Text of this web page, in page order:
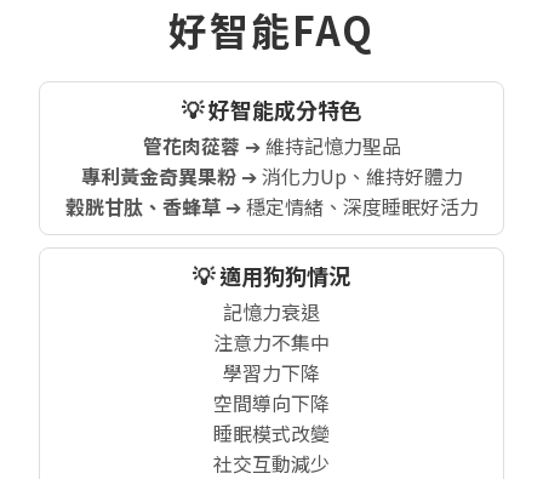
好智能FAQ
💡 好智能成分特色
管花肉蓯蓉 ➔ 維持記憶力聖品
專利黃金奇異果粉➔ 消化力Up、維持好體力
穀胱甘肽、香蜂草➔ 穩定情緒、深度睡眠好活力
💡 適用狗狗情況
記憶力衰退
注意力不集中
學習力下降
空間導向下降
睡眠模式改變
社交互動減少